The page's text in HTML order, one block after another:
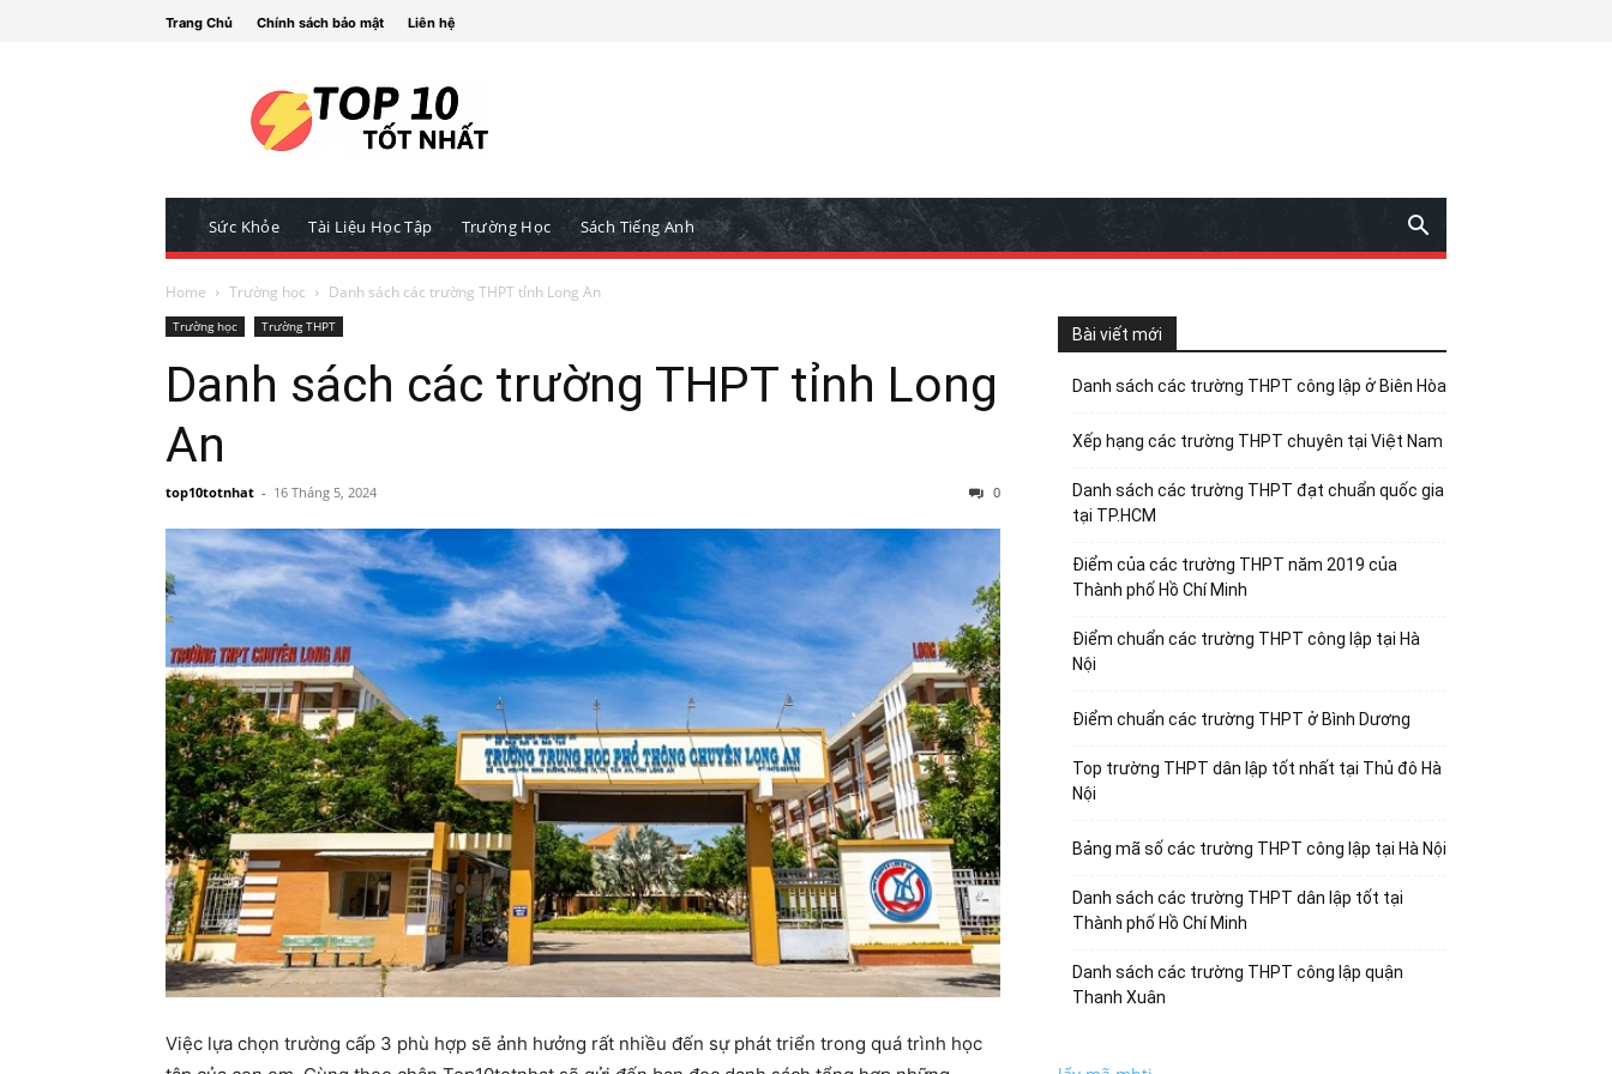
Trang Chủ Chính sách bảo mật Liên hệ
Sức Khỏe Tài Liệu Học Tập Trường Học Sách Tiếng Anh
Home Trường học Danh sách các trường THPT tỉnh Long An
Trường học Trường THPT
Danh sách các trường THPT tỉnh Long
An
top10totnhat - 16 Tháng 5, 2024 0
Việc lựa chọn trường cấp 3 phù hợp sẽ ảnh hưởng rất nhiều đến sự phát triển trong quá trình học
Bài viết mới
Danh sách các trường THPT công lập ở Biên Hòa
Xếp hạng các trường THPT chuyên tại Việt Nam
Danh sách các trường THPT đạt chuẩn quốc gia
tại TP.HCM
Điểm của các trường THPT năm 2019 của
Thành phố Hồ Chí Minh
Điểm chuẩn các trường THPT công lập tại Hà
Nội
Điểm chuẩn các trường THPT ở Bình Dương
Top trường THPT dân lập tốt nhất tại Thủ đô Hà
Nội
Bảng mã số các trường THPT công lập tại Hà Nội
Danh sách các trường THPT dân lập tốt tại
Thành phố Hồ Chí Minh
Danh sách các trường THPT công lập quận
Thanh Xuân